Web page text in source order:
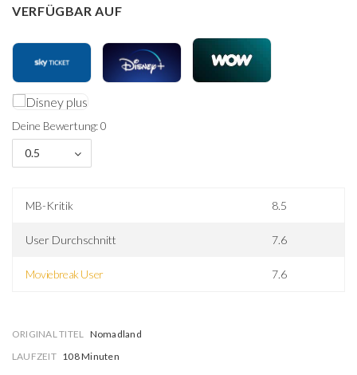
VERFÜGBAR AUF
Deine Bewertung: 0
0.5
MB-Kritik 8.5
User Durchschnitt 7.6
Moviebreak User 7.6
ORIGINAL TITEL
Nomadland
LAUFZEIT 108 Minuten